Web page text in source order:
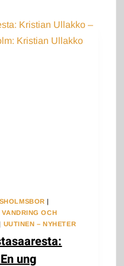
|
OCH
UUTINEN – NYHETER
ung